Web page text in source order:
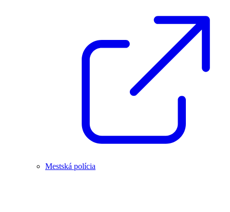
Mestská polícia